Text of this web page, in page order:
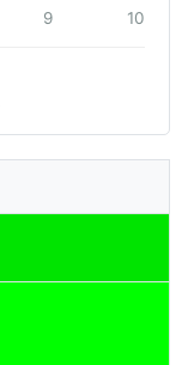
9 10